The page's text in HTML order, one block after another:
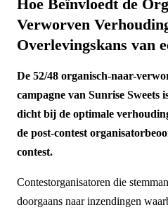
Hoe Beïnvloedt de
Verworven
Overlevingskans van
De 52/48 organisch-naar-
campagne van Sunrise Sweets
dicht bij de optimale
de post-contest
contest.
Contestorganisatoren die
doorgaans naar inzendingen